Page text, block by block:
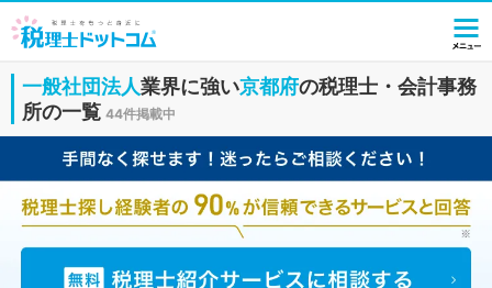
一般社団法人業界に強い京都府の税理士・会計事務
所の一覧 44件掲載中